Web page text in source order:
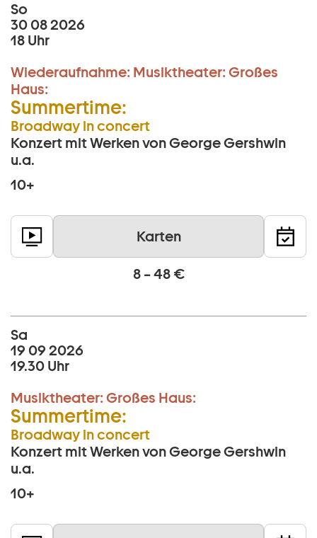
So
30 08 2026
18 Uhr
Wiederaufnahme: Musiktheater: Großes
Haus:
Summertime:
Broadway in concert
Konzert mit Werken von George Gershwin
u.a.
10+
Karten
8 – 48 €
Sa
19 09 2026
19.30 Uhr
Musiktheater: Großes Haus:
Summertime:
Broadway in concert
Konzert mit Werken von George Gershwin
u.a.
10+